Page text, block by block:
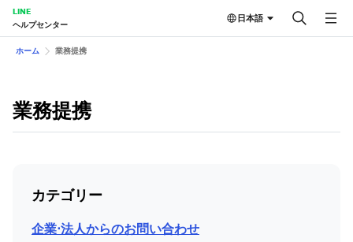
LINE
ヘルプセンター
日本語
ホーム 業務提携
業務提携
カテゴリー
企業⋅法人からのお問い合わせ